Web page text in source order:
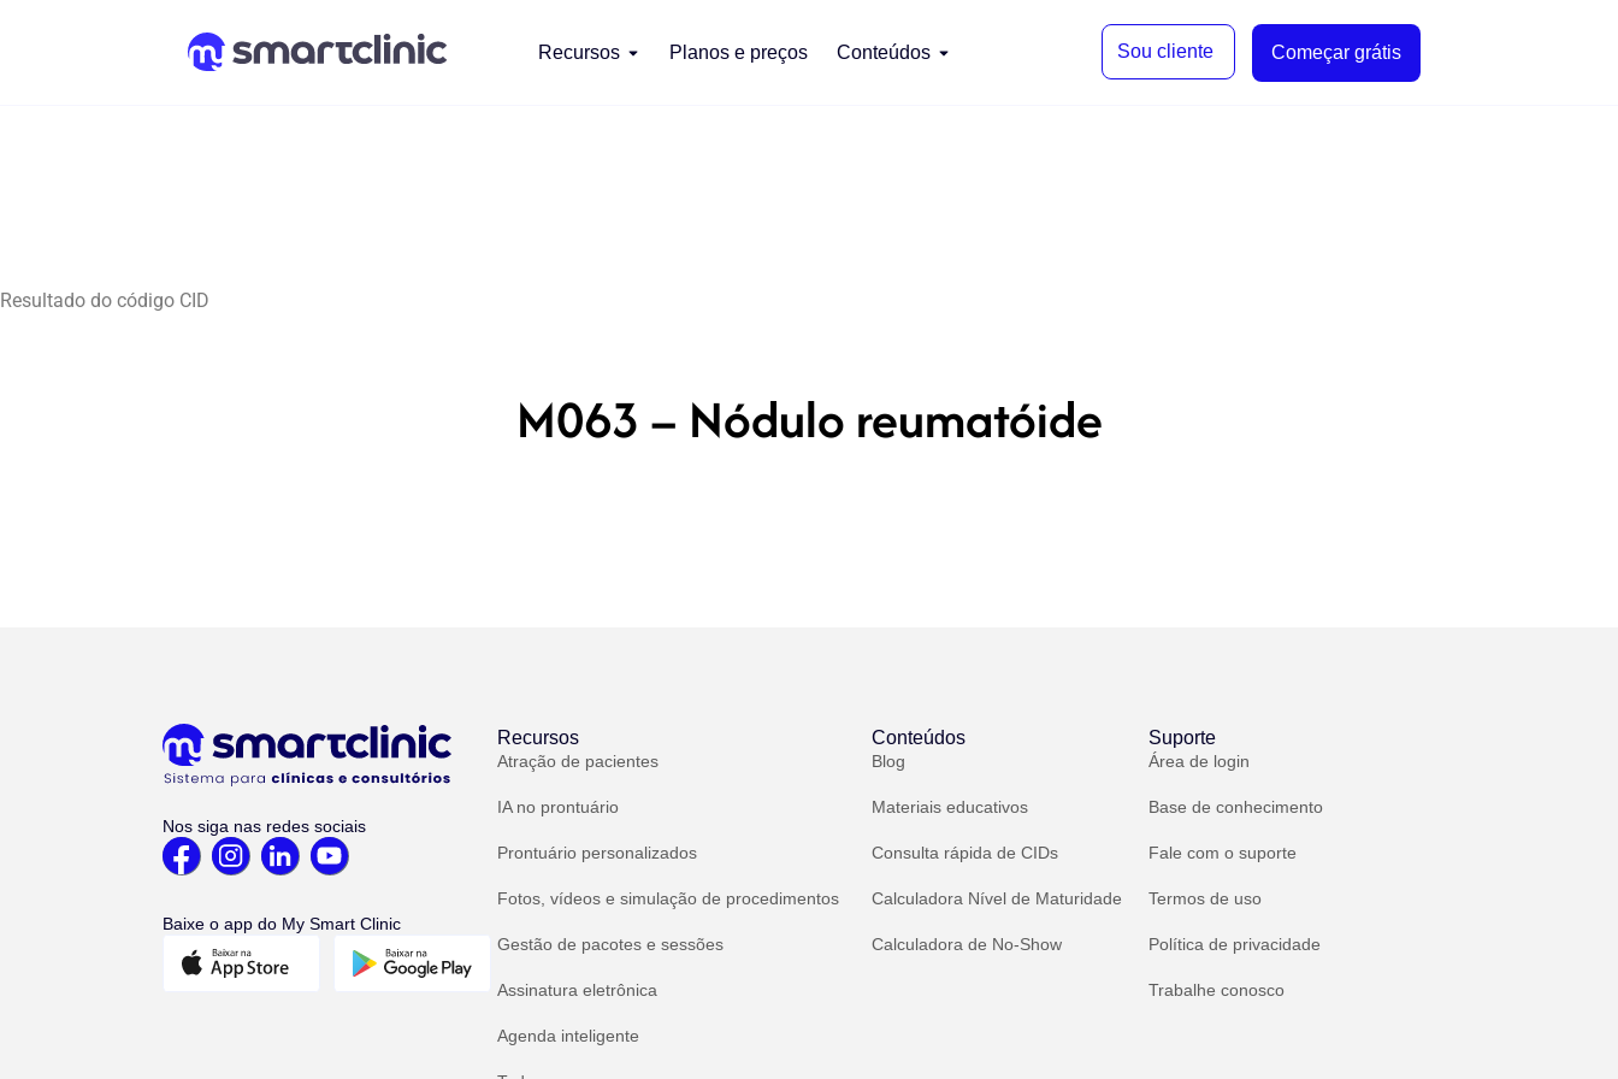
Recursos Planos e preços Conteúdos Sou cliente Começar grátis
Resultado do código CID
M063 – Nódulo reumatóide
Nos siga nas redes sociais
Baixe o app do My Smart Clinic
Recursos
Atração de pacientes
IA no prontuário
Prontuário personalizados
Fotos, vídeos e simulação de procedimentos
Gestão de pacotes e sessões
Assinatura eletrônica
Agenda inteligente
Conteúdos
Blog
Materiais educativos
Consulta rápida de CIDs
Calculadora Nível de Maturidade
Calculadora de No-Show
Suporte
Área de login
Base de conhecimento
Fale com o suporte
Termos de uso
Política de privacidade
Trabalhe conosco